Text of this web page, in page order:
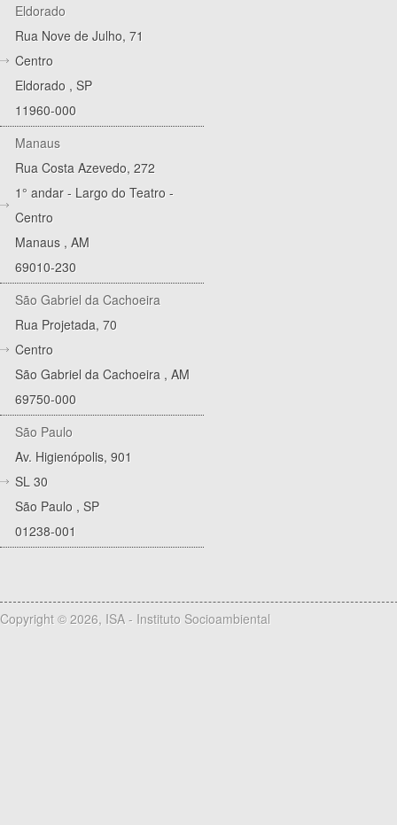
Eldorado
Rua Nove de Julho, 71
Centro
Eldorado , SP
11960-000
Manaus
Rua Costa Azevedo, 272
1° andar - Largo do Teatro -
Centro
Manaus , AM
69010-230
São Gabriel da Cachoeira
Rua Projetada, 70
Centro
São Gabriel da Cachoeira , AM
69750-000
São Paulo
Av. Higienópolis, 901
SL 30
São Paulo , SP
01238-001
Copyright © 2026, ISA - Instituto Socioambiental